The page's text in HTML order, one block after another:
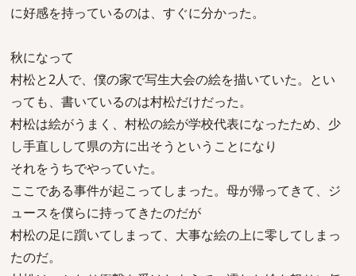
に好感を持っているのは、すぐに分かった。
秋になって
村松と2人で、僕の家で写生大会の絵を描いていた。とい
っても、書いているのは村松だけだった。
村松は絵がうまく、村松の絵が学校代表になったため、少
し手直しして県の方に出そうということになり
それをうちでやっていた。
ここである事件が起こってしまった。母が帰ってきて、ジ
ュースを僕らに持ってきたのだが
村松の足に躓いてしまって、大事な絵の上に零してしまっ
たのだ。